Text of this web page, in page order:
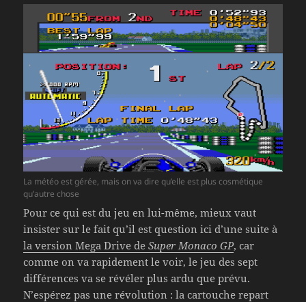
La météo est gérée, mais on va dire qu’elle est plus cosmétique
qu’autre chose
Pour ce qui est du jeu en lui-même, mieux vaut
insister sur le fait qu’il est question ici d’une suite à
la version Mega Drive deSuper Monaco GP, car
comme on va rapidement le voir, le jeu des sept
différences va se révéler plus ardu que prévu.
N’espérez pas une révolution : la cartouche repart